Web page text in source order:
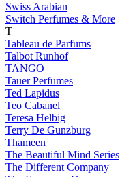
Swiss Arabian
Switch Perfumes & More
T
Tableau de Parfums
Talbot Runhof
TANGO
Tauer Perfumes
Ted Lapidus
Teo Cabanel
Teresa Helbig
Terry De Gunzburg
Thameen
The Beautiful Mind Series
The Different Company